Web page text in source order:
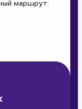
маршрут: